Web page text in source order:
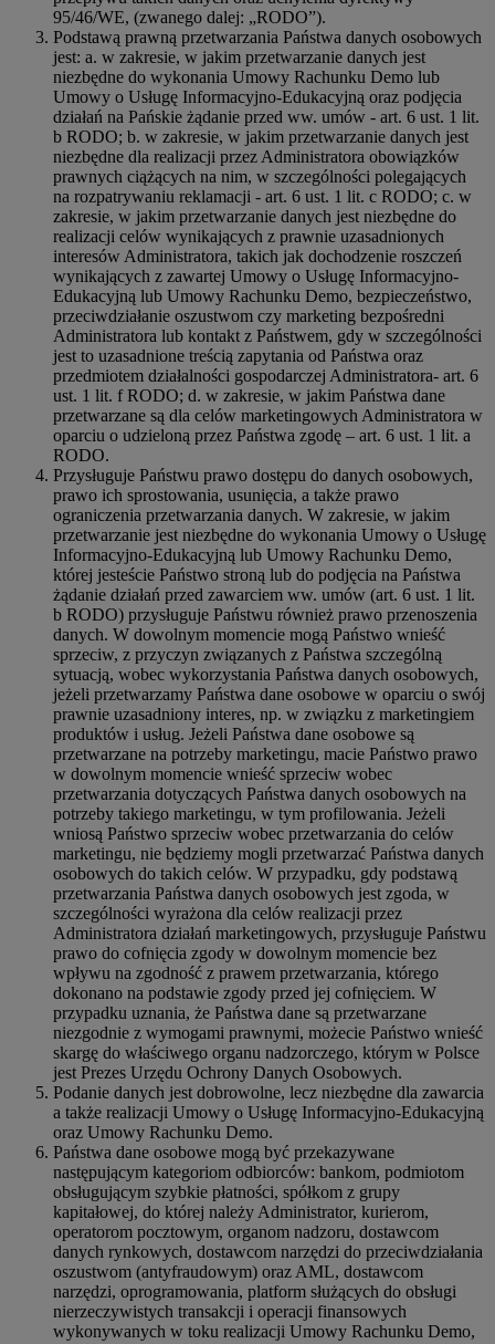
95/46/WE, (zwanego dalej: „RODO”).
Podstawą prawną przetwarzania Państwa danych osobowych
jest: a. w zakresie, w jakim przetwarzanie danych jest
niezbędne do wykonania Umowy Rachunku Demo lub
Umowy o Usługę Informacyjno-Edukacyjną oraz podjęcia
działań na Pańskie żądanie przed ww. umów - art. 6 ust. 1 lit.
b RODO; b. w zakresie, w jakim przetwarzanie danych jest
niezbędne dla realizacji przez Administratora obowiązków
prawnych ciążących na nim, w szczególności polegających
na rozpatrywaniu reklamacji - art. 6 ust. 1 lit. c RODO; c. w
zakresie, w jakim przetwarzanie danych jest niezbędne do
realizacji celów wynikających z prawnie uzasadnionych
interesów Administratora, takich jak dochodzenie roszczeń
wynikających z zawartej Umowy o Usługę Informacyjno-
Edukacyjną lub Umowy Rachunku Demo, bezpieczeństwo,
przeciwdziałanie oszustwom czy marketing bezpośredni
Administratora lub kontakt z Państwem, gdy w szczególności
jest to uzasadnione treścią zapytania od Państwa oraz
przedmiotem działalności gospodarczej Administratora- art. 6
ust. 1 lit. f RODO; d. w zakresie, w jakim Państwa dane
przetwarzane są dla celów marketingowych Administratora w
oparciu o udzieloną przez Państwa zgodę – art. 6 ust. 1 lit. a
RODO.
Przysługuje Państwu prawo dostępu do danych osobowych,
prawo ich sprostowania, usunięcia, a także prawo
ograniczenia przetwarzania danych. W zakresie, w jakim
przetwarzanie jest niezbędne do wykonania Umowy o Usługę
Informacyjno-Edukacyjną lub Umowy Rachunku Demo,
której jesteście Państwo stroną lub do podjęcia na Państwa
żądanie działań przed zawarciem ww. umów (art. 6 ust. 1 lit.
b RODO) przysługuje Państwu również prawo przenoszenia
danych. W dowolnym momencie mogą Państwo wnieść
sprzeciw, z przyczyn związanych z Państwa szczególną
sytuacją, wobec wykorzystania Państwa danych osobowych,
jeżeli przetwarzamy Państwa dane osobowe w oparciu o swój
prawnie uzasadniony interes, np. w związku z marketingiem
produktów i usług. Jeżeli Państwa dane osobowe są
przetwarzane na potrzeby marketingu, macie Państwo prawo
w dowolnym momencie wnieść sprzeciw wobec
przetwarzania dotyczących Państwa danych osobowych na
potrzeby takiego marketingu, w tym profilowania. Jeżeli
wniosą Państwo sprzeciw wobec przetwarzania do celów
marketingu, nie będziemy mogli przetwarzać Państwa danych
osobowych do takich celów. W przypadku, gdy podstawą
przetwarzania Państwa danych osobowych jest zgoda, w
szczególności wyrażona dla celów realizacji przez
Administratora działań marketingowych, przysługuje Państwu
prawo do cofnięcia zgody w dowolnym momencie bez
wpływu na zgodność z prawem przetwarzania, którego
dokonano na podstawie zgody przed jej cofnięciem. W
przypadku uznania, że Państwa dane są przetwarzane
niezgodnie z wymogami prawnymi, możecie Państwo wnieść
skargę do właściwego organu nadzorczego, którym w Polsce
jest Prezes Urzędu Ochrony Danych Osobowych.
Podanie danych jest dobrowolne, lecz niezbędne dla zawarcia
a także realizacji Umowy o Usługę Informacyjno-Edukacyjną
oraz Umowy Rachunku Demo.
Państwa dane osobowe mogą być przekazywane
następującym kategoriom odbiorców: bankom, podmiotom
obsługującym szybkie płatności, spółkom z grupy
kapitałowej, do której należy Administrator, kurierom,
operatorom pocztowym, organom nadzoru, dostawcom
danych rynkowych, dostawcom narzędzi do przeciwdziałania
oszustwom (antyfraudowym) oraz AML, dostawcom
narzędzi, oprogramowania, platform służących do obsługi
nierzeczywistych transakcji i operacji finansowych
wykonywanych w toku realizacji Umowy Rachunku Demo,